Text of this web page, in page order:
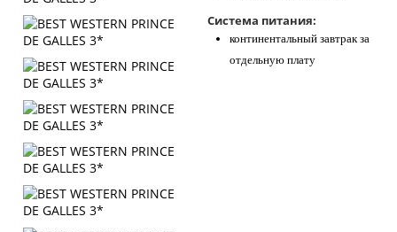
Система питания:
континентальный завтрак за
отдельную плату